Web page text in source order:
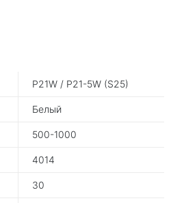
P21W / P21-5W (S25)
Белый
500-1000
4014
30